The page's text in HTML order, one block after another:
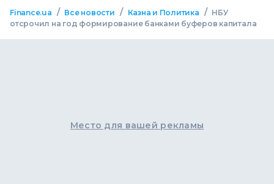
Finance.ua / Все новости / Казна и Политика / НБУ
отсрочил на год формирование банками буферов капитала
Место для вашей рекламы